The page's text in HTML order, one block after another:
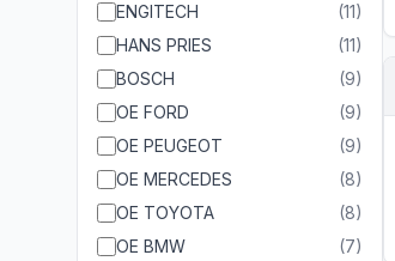
ENGITECH
(11)
HANS PRIES
(11)
BOSCH
(9)
OE FORD
(9)
OE PEUGEOT
(9)
OE MERCEDES
(8)
OE TOYOTA
(8)
OE BMW
(7)